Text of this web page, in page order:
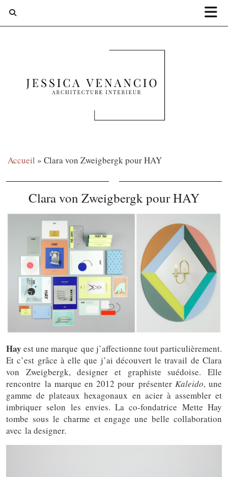
Accueil » Clara von Zweigbergk pour HAY
Clara von Zweigbergk pour HAY
Hay est une marque que j’affectionne tout particulièrement.
Et c’est grâce à elle que j’ai découvert le travail de Clara
von Zweigbergk, designer et graphiste suédoise. Elle
rencontre la marque en 2012 pour présenter Kaleido, une
gamme de plateaux hexagonaux en acier à assembler et
imbriquer selon les envies. La co-fondatrice Mette Hay
tombe sous le charme et engage une belle collaboration
avec la designer.